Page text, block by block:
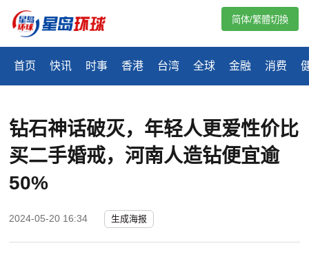
首页 快讯 时事 香港 台湾 全球 金融 消费
简体/繁體切換
钻石神话破灭，年轻人更爱性价比
买二手婚戒，河南人造钻便宜逾
50%
2024-05-20 16:34 生成海报